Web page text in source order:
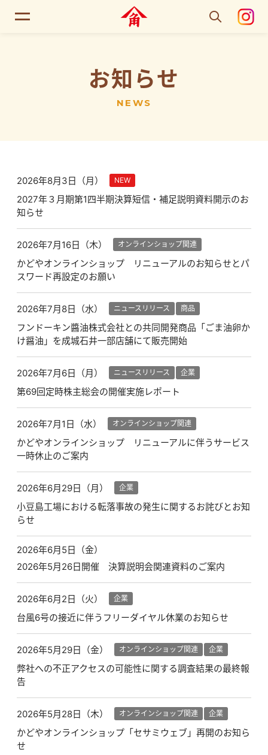
お知らせ
NEWS
2026年8月3日（月） NEW
2027年３月期第1四半期決算短信・補足説明資料開示のお
知らせ
2026年7月16日（木） オンラインショップ関連
かどやオンラインショップ リニューアルのお知らせとパ
スワード再設定のお願い
2026年7月8日（水） ニュースリリース 商品
フンドーキン醬油株式会社との共同開発商品「ごま油卵か
け醤油」を成城石井一部店舗にて販売開始
2026年7月6日（月） ニュースリリース 企業
第69回定時株主総会の開催実施レポート
2026年7月1日（水） オンラインショップ関連
かどやオンラインショップ リニューアルに伴うサービス
一時休止のご案内
2026年6月29日（月） 企業
小豆島工場における転落事故の発生に関するお詫びとお知
らせ
2026年6月5日（金）
2026年5月26日開催 決算説明会関連資料のご案内
2026年6月2日（火） 企業
台風6号の接近に伴うフリーダイヤル休業のお知らせ
2026年5月29日（金） オンラインショップ関連 企業
弊社への不正アクセスの可能性に関する調査結果の最終報
告
2026年5月28日（木） オンラインショップ関連 企業
かどやオンラインショップ「セサミウェブ」再開のお知ら
せ